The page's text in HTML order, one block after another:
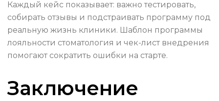
Каждый кейс показывает: важно тестировать,
собирать отзывы и подстраивать программу под
реальную жизнь клиники. Шаблон программы
лояльности стоматология и чек-лист внедрения
помогают сократить ошибки на старте.
Заключение